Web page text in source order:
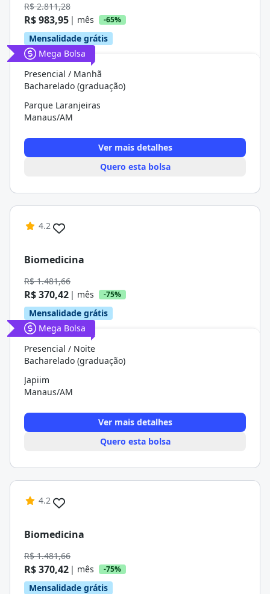
R$ 2.811,28
R$ 983,95 | mês -65%
Mensalidade grátis
Mega Bolsa
Presencial / Manhã
Bacharelado (graduação)
Parque Laranjeiras
Manaus/AM
Ver mais detalhes
Quero esta bolsa
4.2
Biomedicina
R$ 1.481,66
R$ 370,42 | mês -75%
Mensalidade grátis
Mega Bolsa
Presencial / Noite
Bacharelado (graduação)
Japiim
Manaus/AM
Ver mais detalhes
Quero esta bolsa
4.2
Biomedicina
R$ 1.481,66
R$ 370,42 | mês -75%
Mensalidade grátis